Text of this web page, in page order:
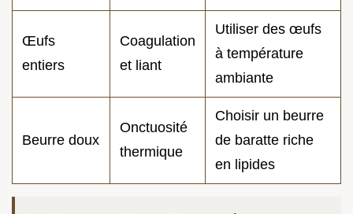
Œufs
entiers
Coagulation
et liant
Utiliser des œufs
à température
ambiante
Beurre doux
Onctuosité
thermique
Choisir un beurre
de baratte riche
en lipides